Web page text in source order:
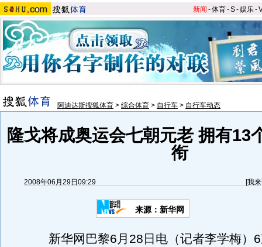
新闻 -体育-S-娱乐-
阿迪达斯搜狐体育 > 综合体育 > 自行车 > 自行车动态
隆戈将成奥运会七朝元老 拥有13
衔
2008年06月29日09:29 [我
来源：新华网
新华网巴黎6月28日电（记者李学梅）6